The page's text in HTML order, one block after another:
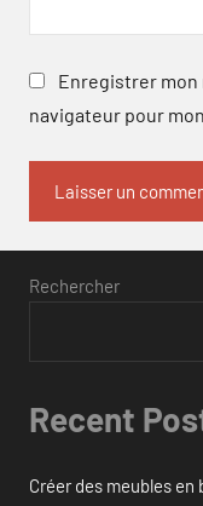
Enregistrer mon
navigateur pour
Rechercher
Recent
Créer des meubles